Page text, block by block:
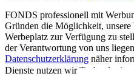
FONDS professionell mit
Gründen die Möglichkeit, unsere
Werbeplatz zur Verfügung zu
der Verantwortung von uns
Datenschutzerklärung näher
Dienste nutzen wir Technologien